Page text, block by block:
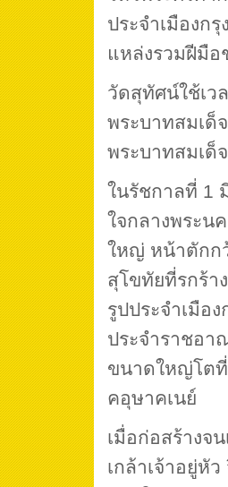
ประจำเมืองก
แหล่งรวมฝีมือ
วัดสุทัศน์ใช้เว
พระบาทสมเด็
พระบาทสมเด็
ในรัชกาลที่ 1
ใจกลางพระน
ใหญ่ หน้าตักก
สุโขทัยที่รกร้า
รูปประจำเมือ
ประจำราชอา
ขนาดใหญ่โตที่
คอุษาคเนย์
เมื่อก่อสร้างจ
เกล้าเจ้าอยู่หั